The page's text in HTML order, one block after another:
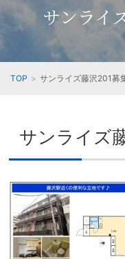
サンライ
TOP サンライズ藤沢201募
サンライズ